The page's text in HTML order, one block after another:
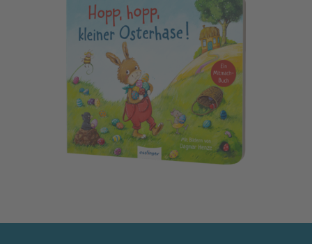
Hopp, hopp, kleiner Osterhase!